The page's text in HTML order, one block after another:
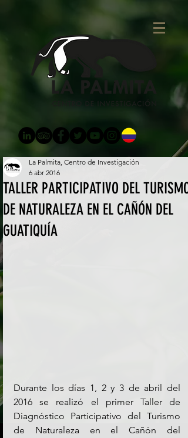
TALLER PARTICIPATIVO DEL TURISMO
DE NATURALEZA EN EL CAÑÓN DEL
GUATIQUÍA
La Palmita, Centro de Investigación
6 abr 2016
Durante los días 1, 2 y 3 de abril del
2016 se realizó el primer Taller de
Diagnóstico Participativo del Turismo
de Naturaleza en el Cañón del